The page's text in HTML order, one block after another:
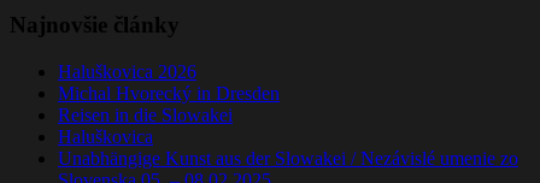
Najnovšie články
Haluškovica 2026
Michal Hvorecký in Dresden
Reisen in die Slowakei
Haluškovica
Unabhängige Kunst aus der Slowakei / Nezávislé umenie zo